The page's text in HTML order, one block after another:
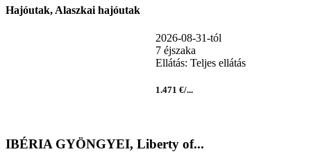
Hajóutak, Alaszkai hajóutak
2026-08-31-tól
7 éjszaka
Ellátás: Teljes ellátás
1.471 €/...
IBÉRIA GYÖNGYEI, Liberty of...